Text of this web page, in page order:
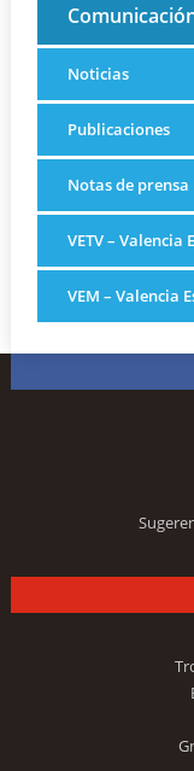
Noticias
Publicaciones
Notas de prensa
VETV – Valencia
VEM – Valencia